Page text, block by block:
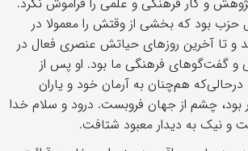
حزب بود که بخشی از وقتش را معمولا در
و تا آخرین روزهای حیاتش عنصری فعال در
و گفت‌گوهای فرهنگی ما بود. او پس از
هم‌چنان به آرمان خود و یاران
بود، چشم از جهان فروبست. درود و سلام خدا
و نیک به دیدار معبود شتافت.